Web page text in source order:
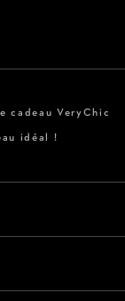
cadeau VeryChic
idéal !